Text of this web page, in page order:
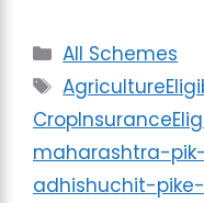
Categories
All Schemes
Tags
maharashtra-
adhishuchit-